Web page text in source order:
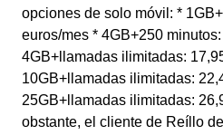
opciones de solo móvil: *
euros/mes * 4GB+250
4GB+llamadas ilimitadas:
10GB+llamadas ilimitadas:
25GB+llamadas ilimitadas:
obstante, el cliente de Reíllo